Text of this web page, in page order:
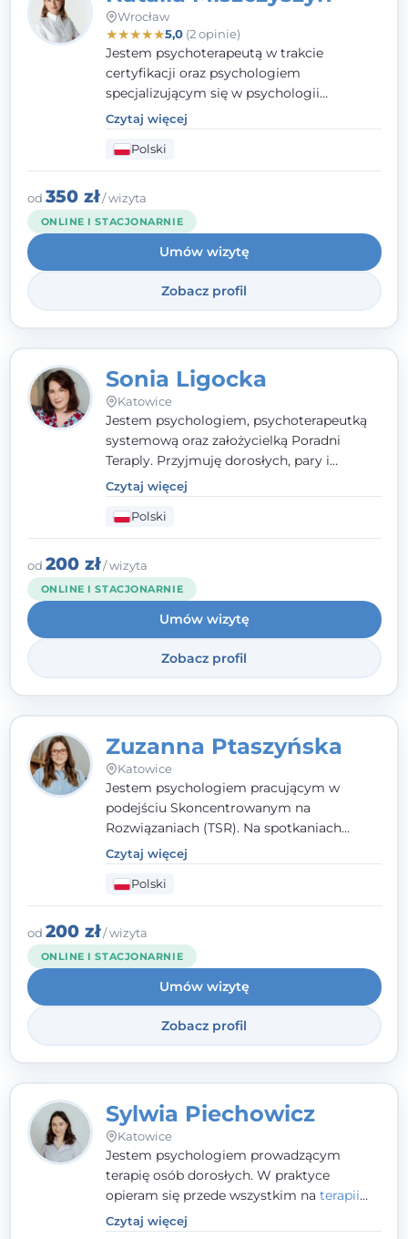
Wrocław
★★★★★5,0(2 opinie)
Jestem psychoterapeutą w trakcie
certyfikacji oraz psychologiem
specjalizującym się w psychologii
klinicznej. Ukończyłam również studia
podyplomowe z Praktycznej Diagnozy
Psychologicznej. Aktywnie uczestniczę w
działalności Polskiego Towarzystwa
Psychiatrycznego oraz Polskiego
Towarzystwa Psychologicznego, a także
jestem członkiem nadzwyczajnym
Wielkopolskiego Towarzystwa Terapii
Systemowej.
Czytaj więcej
Polski
od 350 zł/ wizyta
ONLINE I STACJONARNIE
Umów wizytę
Zobacz profil
Sonia Ligocka
Katowice
Jestem psychologiem, psychoterapeutką
systemową oraz założycielką Poradni
Teraply. Przyjmuję dorosłych, pary i
rodziny, dobierając metody do
indywidualnych zasobów pacjenta. Wierzę
w drzemiące w Tobie zasoby, które
pozwolą Ci wyjść z kryzysu - a jeśli jeszcze
ich nie widzisz, pomogę Ci je odsłonić.
Czytaj więcej
Polski
od 200 zł/ wizyta
ONLINE I STACJONARNIE
Umów wizytę
Zobacz profil
Zuzanna Ptaszyńska
Katowice
Jestem psychologiem pracującym w
podejściu Skoncentrowanym na
Rozwiązaniach (TSR). Na spotkaniach
pracuję w sposób dopasowany do Ciebie -
nawet jeśli na starcie nie wiesz dokładnie,
czego potrzebujesz, odkrywamy to razem,
krok po kroku. Towarzyszę dorosłym oraz
młodzieży od 13. roku życia.
Czytaj więcej
Polski
od 200 zł/ wizyta
ONLINE I STACJONARNIE
Umów wizytę
Zobacz profil
Sylwia Piechowicz
Katowice
Jestem psychologiem prowadzącym
terapię osób dorosłych. W praktyce
opieram się przede wszystkim na terapii
poznawczo-behawioralnej
podejściu skoncentrowanym na
Czytaj więcej